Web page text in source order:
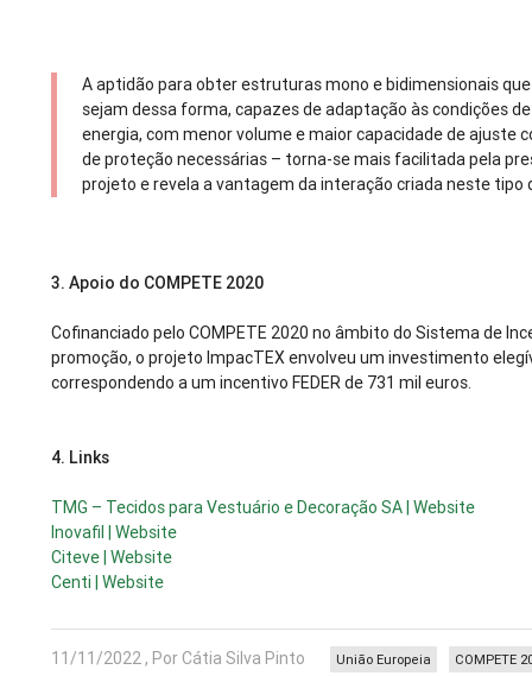
A aptidão para obter estruturas mono e bidimensionais
sejam dessa forma, capazes de adaptação às condições
energia, com menor volume e maior capacidade de ajuste
de proteção necessárias – torna-se mais facilitada pela
projeto e revela a vantagem da interação criada neste tipo
3. Apoio do COMPETE 2020
Cofinanciado pelo COMPETE 2020 no âmbito do Sistema de
promoção, o projeto ImpacTEX envolveu um investimento
correspondendo a um incentivo FEDER de 731 mil euros.
4. Links
TMG – Tecidos para Vestuário e Decoração SA | Website
Inovafil | Website
Citeve | Website
Centi | Website
11/11/2022 , Por Cátia Silva Pinto COMPETE
União Europeia